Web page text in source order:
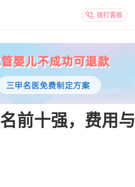
拨打客服
前十强，费用与